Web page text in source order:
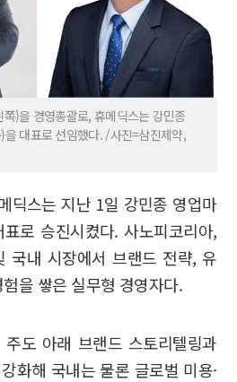
)을 경영총괄로, 휴메딕스는 강민종
대표로 선임했다. /사진=삼진제약,
딕스는 지난 1일 강민종 영업마
로 승진시켰다. 사노피코리아,
국내 시장에서 브랜드 전략, 유
을 쌓은 실무형 경영자다.
도 아래 브랜드 스토리텔링과
화해 국내는 물론 글로벌 미용·